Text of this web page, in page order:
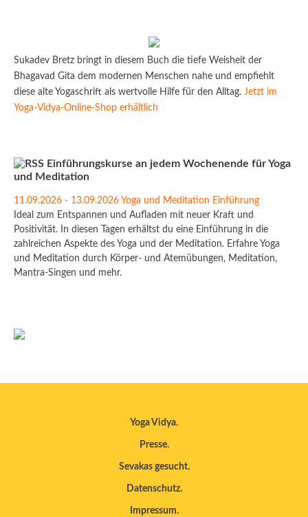
Sukadev Bretz bringt in diesem Buch die tiefe Weisheit der
Bhagavad Gita dem modernen Menschen nahe und empfiehlt
diese alte Yogaschrift als wertvolle Hilfe für den Alltag. Jetzt im
Yoga-Vidya-Online-Shop erhältlich
Einführungskurse an jedem Wochenende für Yoga
und Meditation
11.09.2026 - 13.09.2026 Yoga und Meditation Einführung
Ideal zum Entspannen und Aufladen mit neuer Kraft und
Positivität. In diesen Tagen erhältst du eine Einführung in die
zahlreichen Aspekte des Yoga und der Meditation. Erfahre Yoga
und Meditation durch Körper- und Atemübungen, Meditation,
Mantra-Singen und mehr.
Yoga Vidya
Presse
Sevakas gesucht
Datenschutz
Impressum